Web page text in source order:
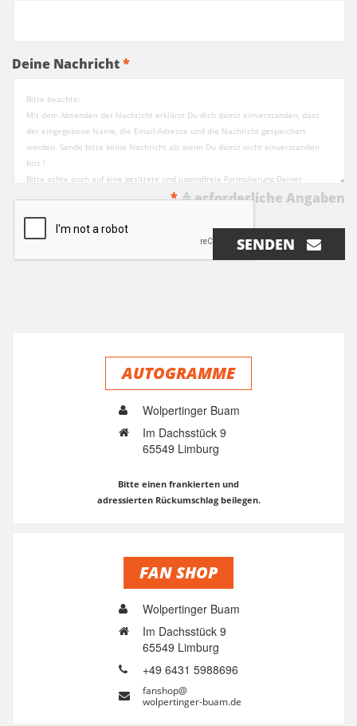
Deine Nachricht*
*≙ erforderliche Angaben
SENDEN
AUTOGRAMME
Wolpertinger Buam
Im Dachsstück 9
65549 Limburg
Bitte einen frankierten und
adressierten Rückumschlag beilegen.
FAN SHOP
Wolpertinger Buam
Im Dachsstück 9
65549 Limburg
+49 6431 5988696
fanshop@
wolpertinger-buam.de